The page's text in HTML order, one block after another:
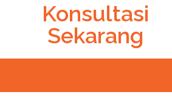
Konsultasi
Sekarang